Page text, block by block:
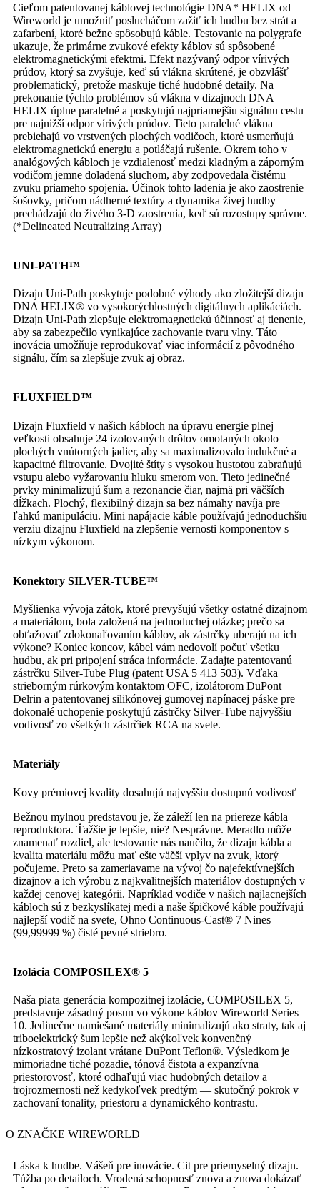
Cieľom patentovanej káblovej technológie DNA* HELIX od
Wireworld je umožniť poslucháčom zažiť ich hudbu bez strát a
zafarbení, ktoré bežne spôsobujú káble. Testovanie na polygrafe
ukazuje, že primárne zvukové efekty káblov sú spôsobené
elektromagnetickými efektmi. Efekt nazývaný odpor vírivých
prúdov, ktorý sa zvyšuje, keď sú vlákna skrútené, je obzvlášť
problematický, pretože maskuje tiché hudobné detaily. Na
prekonanie týchto problémov sú vlákna v dizajnoch DNA
HELIX úplne paralelné a poskytujú najpriamejšiu signálnu cestu
pre najnižší odpor vírivých prúdov. Tieto paralelné vlákna
prebiehajú vo vrstvených plochých vodičoch, ktoré usmerňujú
elektromagnetickú energiu a potláčajú rušenie. Okrem toho v
analógových kábloch je vzdialenosť medzi kladným a záporným
vodičom jemne doladená sluchom, aby zodpovedala čistému
zvuku priameho spojenia. Účinok tohto ladenia je ako zaostrenie
šošovky, pričom nádherné textúry a dynamika živej hudby
prechádzajú do živého 3-D zaostrenia, keď sú rozostupy správne.
(*Delineated Neutralizing Array)
UNI-PATH™
Dizajn Uni-Path poskytuje podobné výhody ako zložitejší dizajn
DNA HELIX® vo vysokorýchlostných digitálnych aplikáciách.
Dizajn Uni-Path zlepšuje elektromagnetickú účinnosť aj tienenie,
aby sa zabezpečilo vynikajúce zachovanie tvaru vlny. Táto
inovácia umožňuje reprodukovať viac informácií z pôvodného
signálu, čím sa zlepšuje zvuk aj obraz.
FLUXFIELD™
Dizajn Fluxfield v našich kábloch na úpravu energie plnej
veľkosti obsahuje 24 izolovaných drôtov omotaných okolo
plochých vnútorných jadier, aby sa maximalizovalo indukčné a
kapacitné filtrovanie. Dvojité štíty s vysokou hustotou zabraňujú
vstupu alebo vyžarovaniu hluku smerom von. Tieto jedinečné
prvky minimalizujú šum a rezonancie čiar, najmä pri väčších
dĺžkach. Plochý, flexibilný dizajn sa bez námahy navíja pre
ľahkú manipuláciu. Mini napájacie káble používajú jednoduchšiu
verziu dizajnu Fluxfield na zlepšenie vernosti komponentov s
nízkym výkonom.
Konektory SILVER-TUBE™
Myšlienka vývoja zátok, ktoré prevyšujú všetky ostatné dizajnom
a materiálom, bola založená na jednoduchej otázke; prečo sa
obťažovať zdokonaľovaním káblov, ak zástrčky uberajú na ich
výkone? Koniec koncov, kábel vám nedovolí počuť všetku
hudbu, ak pri pripojení stráca informácie. Zadajte patentovanú
zástrčku Silver-Tube Plug (patent USA 5 413 503). Vďaka
strieborným rúrkovým kontaktom OFC, izolátorom DuPont
Delrin a patentovanej silikónovej gumovej napínacej páske pre
dokonalé uchopenie poskytujú zástrčky Silver-Tube najvyššiu
vodivosť zo všetkých zástrčiek RCA na svete.
Materiály
Kovy prémiovej kvality dosahujú najvyššiu dostupnú vodivosť
Bežnou mylnou predstavou je, že záleží len na priereze kábla
reproduktora. Ťažšie je lepšie, nie? Nesprávne. Meradlo môže
znamenať rozdiel, ale testovanie nás naučilo, že dizajn kábla a
kvalita materiálu môžu mať ešte väčší vplyv na zvuk, ktorý
počujeme. Preto sa zameriavame na vývoj čo najefektívnejších
dizajnov a ich výrobu z najkvalitnejších materiálov dostupných v
každej cenovej kategórii. Napríklad vodiče v našich najlacnejších
kábloch sú z bezkyslíkatej medi a naše špičkové káble používajú
najlepší vodič na svete, Ohno Continuous-Cast® 7 Nines
(99,99999 %) čisté pevné striebro.
Izolácia COMPOSILEX® 5
Naša piata generácia kompozitnej izolácie, COMPOSILEX 5,
predstavuje zásadný posun vo výkone káblov Wireworld Series
10. Jedinečne namiešané materiály minimalizujú ako straty, tak aj
triboelektrický šum lepšie než akýkoľvek konvenčný
nízkostratový izolant vrátane DuPont Teflon®. Výsledkom je
mimoriadne tiché pozadie, tónová čistota a expanzívna
priestorovosť, ktoré odhaľujú viac hudobných detailov a
trojrozmernosti než kedykoľvek predtým — skutočný pokrok v
zachovaní tonality, priestoru a dynamického kontrastu.
O ZNAČKE WIREWORLD
Láska k hudbe. Vášeň pre inovácie. Cit pre priemyselný dizajn.
Túžba po detailoch. Vrodená schopnosť znova a znova dokázať